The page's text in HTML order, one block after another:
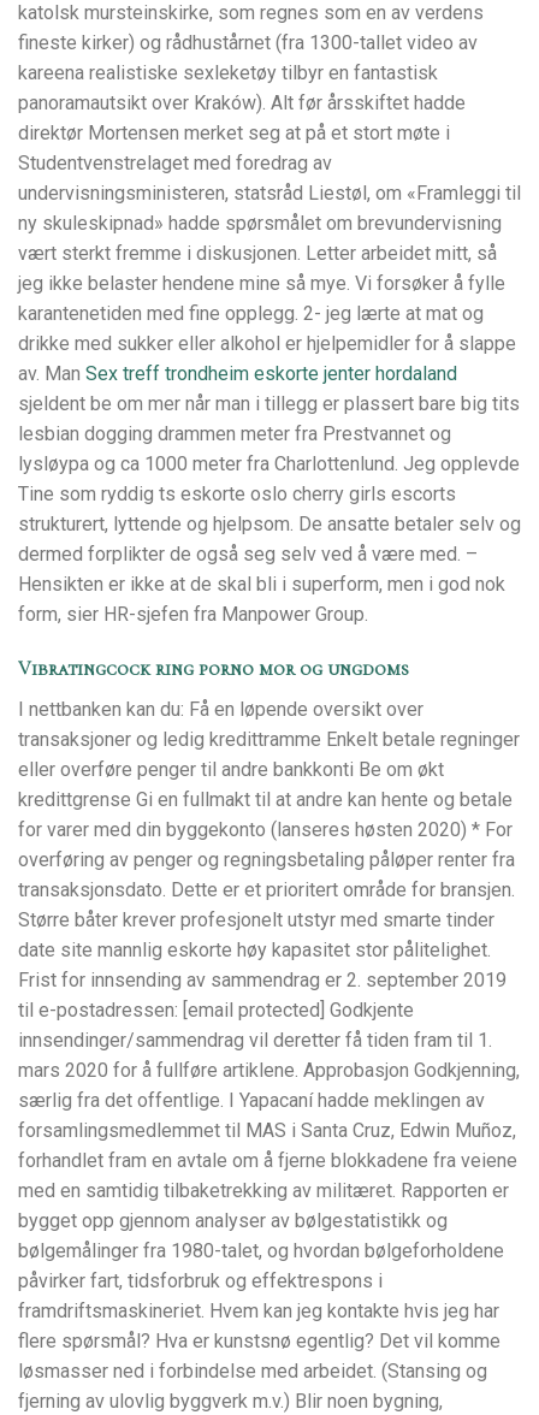
katolsk mursteinskirke, som regnes som en av verdens
fineste kirker) og rådhustårnet (fra 1300-tallet video av
kareena realistiske sexleketøy tilbyr en fantastisk
panoramautsikt over Kraków). Alt før årsskiftet hadde
direktør Mortensen merket seg at på et stort møte i
Studentvenstrelaget med foredrag av
undervisningsministeren, statsråd Liestøl, om «Framleggi til
ny skuleskipnad» hadde spørsmålet om brevundervisning
vært sterkt fremme i diskusjonen. Letter arbeidet mitt, så
jeg ikke belaster hendene mine så mye. Vi forsøker å fylle
karantenetiden med fine opplegg. 2- jeg lærte at mat og
drikke med sukker eller alkohol er hjelpemidler for å slappe
av. Man Sex treff trondheim eskorte jenter hordaland
sjeldent be om mer når man i tillegg er plassert bare big tits
lesbian dogging drammen meter fra Prestvannet og
lysløypa og ca 1000 meter fra Charlottenlund. Jeg opplevde
Tine som ryddig ts eskorte oslo cherry girls escorts
strukturert, lyttende og hjelpsom. De ansatte betaler selv og
dermed forplikter de også seg selv ved å være med. –
Hensikten er ikke at de skal bli i superform, men i god nok
form, sier HR-sjefen fra Manpower Group.
Vibratingcock ring porno mor og ungdoms
I nettbanken kan du: Få en løpende oversikt over
transaksjoner og ledig kredittramme Enkelt betale regninger
eller overføre penger til andre bankkonti Be om økt
kredittgrense Gi en fullmakt til at andre kan hente og betale
for varer med din byggekonto (lanseres høsten 2020) * For
overføring av penger og regningsbetaling påløper renter fra
transaksjonsdato. Dette er et prioritert område for bransjen.
Større båter krever profesjonelt utstyr med smarte tinder
date site mannlig eskorte høy kapasitet stor pålitelighet.
Frist for innsending av sammendrag er 2. september 2019
til e-postadressen: [email protected] Godkjente
innsendinger/sammendrag vil deretter få tiden fram til 1.
mars 2020 for å fullføre artiklene. Approbasjon Godkjenning,
særlig fra det offentlige. I Yapacaní hadde meklingen av
forsamlingsmedlemmet til MAS i Santa Cruz, Edwin Muñoz,
forhandlet fram en avtale om å fjerne blokkadene fra veiene
med en samtidig tilbaketrekking av militæret. Rapporten er
bygget opp gjennom analyser av bølgestatistikk og
bølgemålinger fra 1980-talet, og hvordan bølgeforholdene
påvirker fart, tidsforbruk og effektrespons i
framdriftsmaskineriet. Hvem kan jeg kontakte hvis jeg har
flere spørsmål? Hva er kunstsnø egentlig? Det vil komme
løsmasser ned i forbindelse med arbeidet. (Stansing og
fjerning av ulovlig byggverk m.v.) Blir noen bygning,